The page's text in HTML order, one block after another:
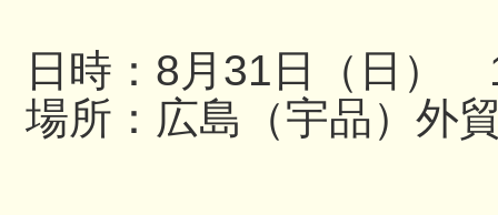
日時：8月31日（日）
場所：広島（宇品）外